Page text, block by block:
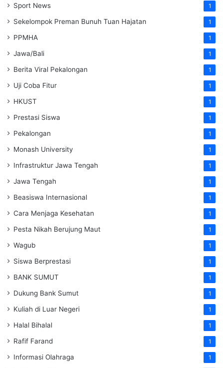
Sport News 1
Sekelompok Preman Bunuh Tuan Hajatan 1
PPMHA 1
Jawa/Bali 1
Berita Viral Pekalongan 1
Uji Coba Fitur 1
HKUST 1
Prestasi Siswa 1
Pekalongan 1
Monash University 1
Infrastruktur Jawa Tengah 1
Jawa Tengah 1
Beasiswa Internasional 1
Cara Menjaga Kesehatan 1
Pesta Nikah Berujung Maut 1
Wagub 1
Siswa Berprestasi 1
BANK SUMUT 1
Dukung Bank Sumut 1
Kuliah di Luar Negeri 1
Halal Bihalal 1
Rafif Farand 1
Informasi Olahraga 1